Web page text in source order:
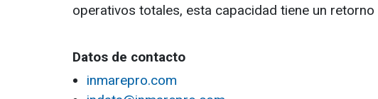
operativos totales, esta capacidad tiene un
Datos de contacto
inmarepro.com